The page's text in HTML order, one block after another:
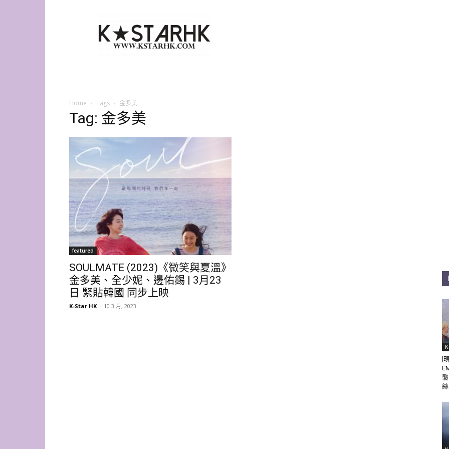
Star
HK
Home Tags 金多美
Tag: 金多美
featured
SOULMATE (2023)《微笑與夏溫》
金多美、全少妮、邊佑錫 | 3月23
日 緊貼韓國 同步上映
K-Star HK - 10 3 月, 2023
[